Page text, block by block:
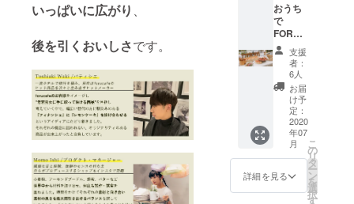
いっぱいに広がり 、
後を引くおいしさです。
おうち
で
FORU
CATERI
NG
(フォ
ル・
ケータ
リング)
*バース
デー
パー
ティー
などご
自宅で
支援
者：
6人
お届
け予
定：
2020
年07
月
詳細を見る
こ
の
リ
タ
ー
ン
を
選
択
す